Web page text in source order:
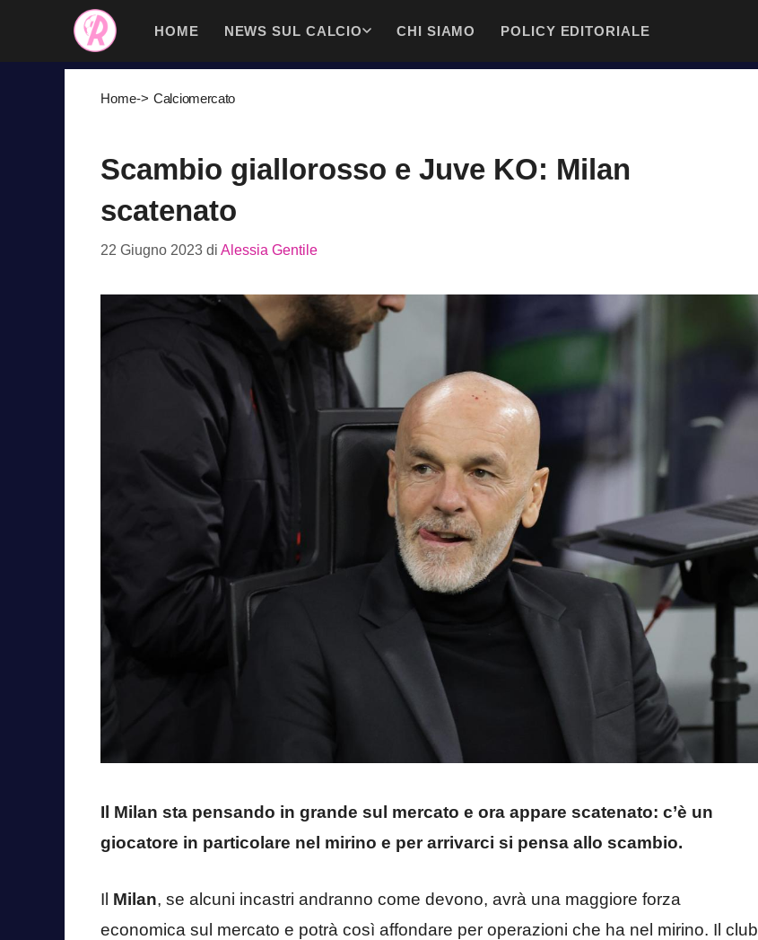
contenuto
HOME NEWS SUL CALCIO CHI SIAMO POLICY EDITORIALE
Home-> Calciomercato
Scambio giallorosso e Juve KO: Milan
scatenato
22 Giugno 2023 di Alessia Gentile
Il Milan sta pensando in grande sul mercato e ora appare scatenato: c’è un
giocatore in particolare nel mirino e per arrivarci si pensa allo scambio.
Il Milan, se alcuni incastri andranno come devono, avrà una maggiore forza
economica sul mercato e potrà così affondare per operazioni che ha nel mirino. Il club